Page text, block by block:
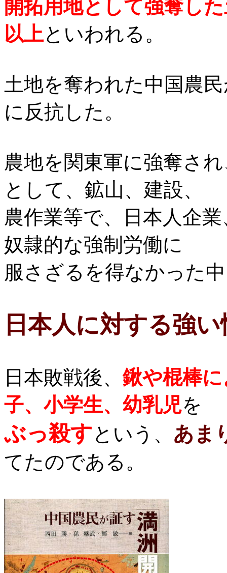
開拓用地として強奪し
以上といわれる。
土地を奪われた中国農
に反抗した。
農地を関東軍に強奪さ
として、鉱山、建設、
農作業等で、日本人企
奴隷的な強制労働に
服さざるを得なかった
日本人に対する強
日本敗戦後、 鍬や棍棒
子、小学生、幼乳児を
ぶっ殺すという、 あま
てたのである。